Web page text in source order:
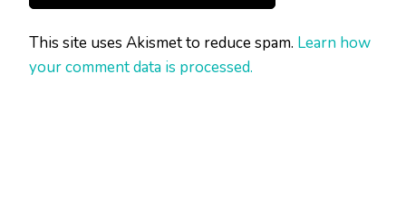
This site uses Akismet to reduce spam. Learn how
your comment data is processed.